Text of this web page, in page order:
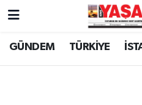
GÜNDEM TÜRKİYE